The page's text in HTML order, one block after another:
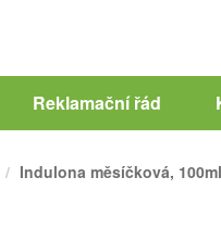
Reklamační řád
Indulona měsíčková, 100ml